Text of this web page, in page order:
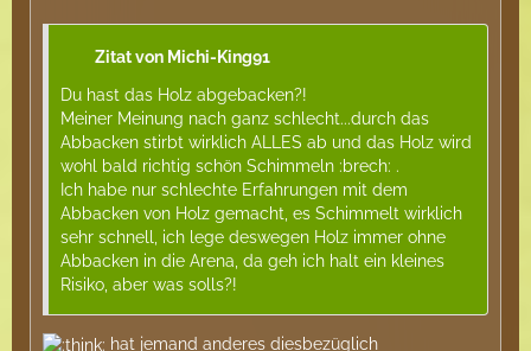
Zitat von Michi-King91
Du hast das Holz abgebacken?!
Meiner Meinung nach ganz schlecht...durch das
Abbacken stirbt wirklich ALLES ab und das Holz wird
wohl bald richtig schön Schimmeln :brech: .
Ich habe nur schlechte Erfahrungen mit dem
Abbacken von Holz gemacht, es Schimmelt wirklich
sehr schnell, ich lege deswegen Holz immer ohne
Abbacken in die Arena, da geh ich halt ein kleines
Risiko, aber was solls?!
hat jemand anderes diesbezüglich